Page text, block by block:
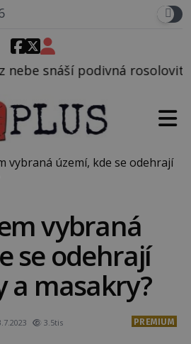
rosolovitá látka
vybraná území, kde se odehrají
vybraná
se odehrají
a masakry?
3.5tis PREMIUM